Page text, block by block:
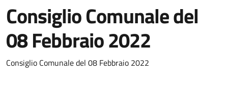
Consiglio Comunale del
08 Febbraio 2022
Dettaglio della galleria di
Consiglio Comunale del 08 Febbraio 2022